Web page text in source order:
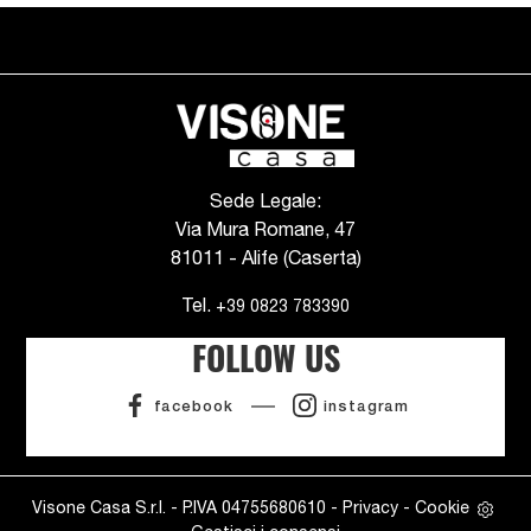
Sede Legale:
Via Mura Romane, 47
81011 - Alife (Caserta)
Tel. +39 0823 783390
FOLLOW US
facebook instagram
Visone Casa S.r.l. - P.IVA 04755680610 - Privacy - Cookie